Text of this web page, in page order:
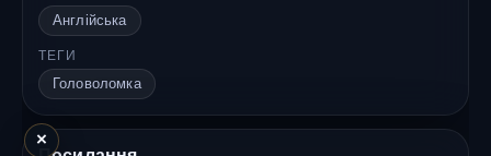
Англійська
ТЕГИ
Головоломка
×